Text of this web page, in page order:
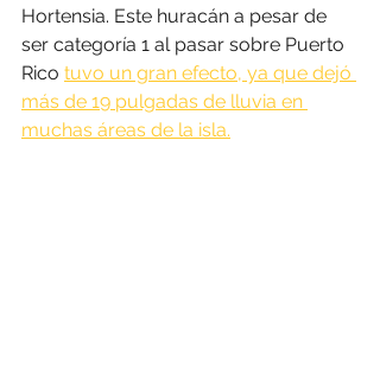
Hortensia. Este huracán a pesar de
ser categoría 1 al pasar sobre Puerto
Rico tuvo un gran efecto, ya que dejó
más de 19 pulgadas de lluvia en
muchas áreas de la isla.